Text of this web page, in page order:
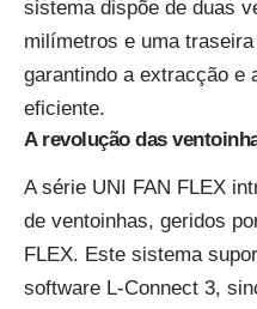
sistema dispõe de duas
milímetros e uma
garantindo a extracção e
eficiente.
A revolução das
A série UNI FAN FLEX
de ventoinhas, geridos
FLEX. Este sistema
software L-Connect 3,